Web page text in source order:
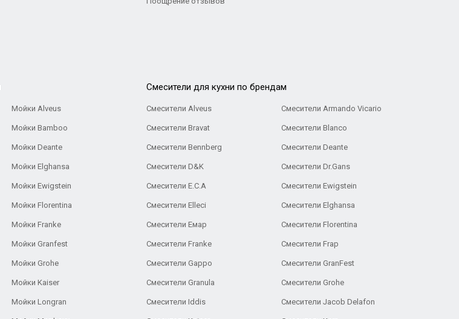
Мойки Alveus
Мойки Bamboo
Мойки Deante
Мойки Elghansa
Мойки Ewigstein
Мойки Florentina
Мойки Franke
Мойки Granfest
Мойки Grohe
Мойки Kaiser
Мойки Longran
Cмесители для кухни по брендам
Смесители Alveus Смесители Armando Vicario
Смесители Bravat Смесители Blanco
Смесители Bennberg Смесители Deante
Смесители D&K Смесители Dr.Gans
Смесители E.C.A Cмесители Ewigstein
Смесители Elleci Смесители Elghansa
Смесители Емар Смесители Florentina
Смесители Franke Смесители Frap
Смесители Gappo Смесители GranFest
Смесители Granula Смесители Grohe
Смесители Iddis Смесители Jacob Delafon